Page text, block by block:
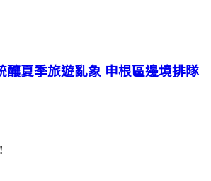
釀夏季旅遊亂象 申根區邊境排隊